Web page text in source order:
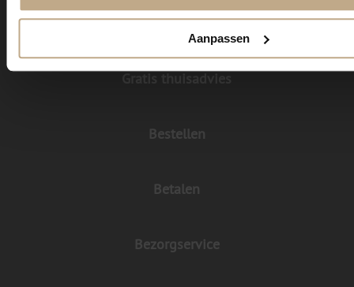
Aanpassen
Stalen aanvragen
Bestellen
Betalen
Bezorgservice